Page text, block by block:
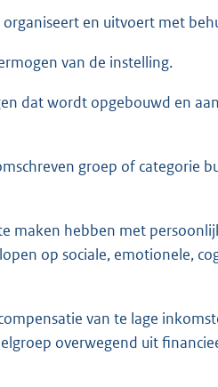
en uitvoert met
van de instelling.
dat wordt opgebouwd en
groep of categorie
maken hebben met
op sociale, emotionele,
van te lage
overwegend uit